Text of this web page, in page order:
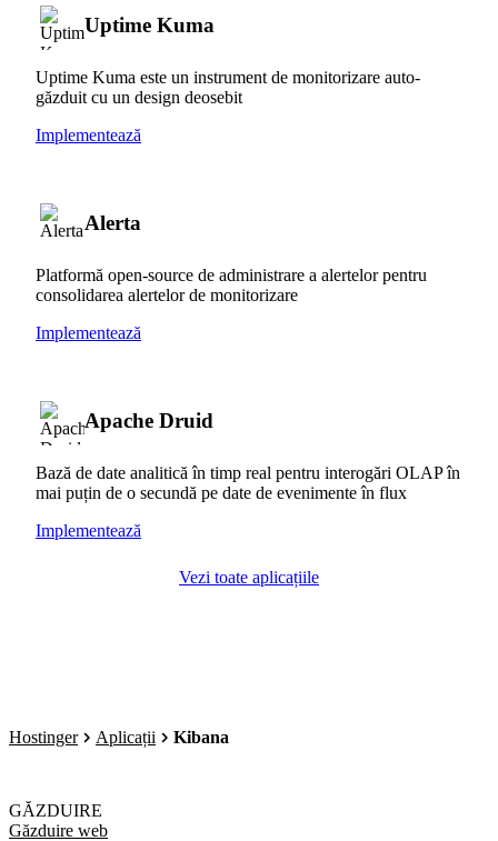
Uptime Kuma
Uptime Kuma este un instrument de monitorizare auto-
găzduit cu un design deosebit
Implementează
Alerta
Platformă open-source de administrare a alertelor pentru
consolidarea alertelor de monitorizare
Implementează
Apache Druid
Bază de date analitică în timp real pentru interogări OLAP în
mai puțin de o secundă pe date de evenimente în flux
Implementează
Vezi toate aplicațiile
Hostinger Aplicații Kibana
GĂZDUIRE
Găzduire web